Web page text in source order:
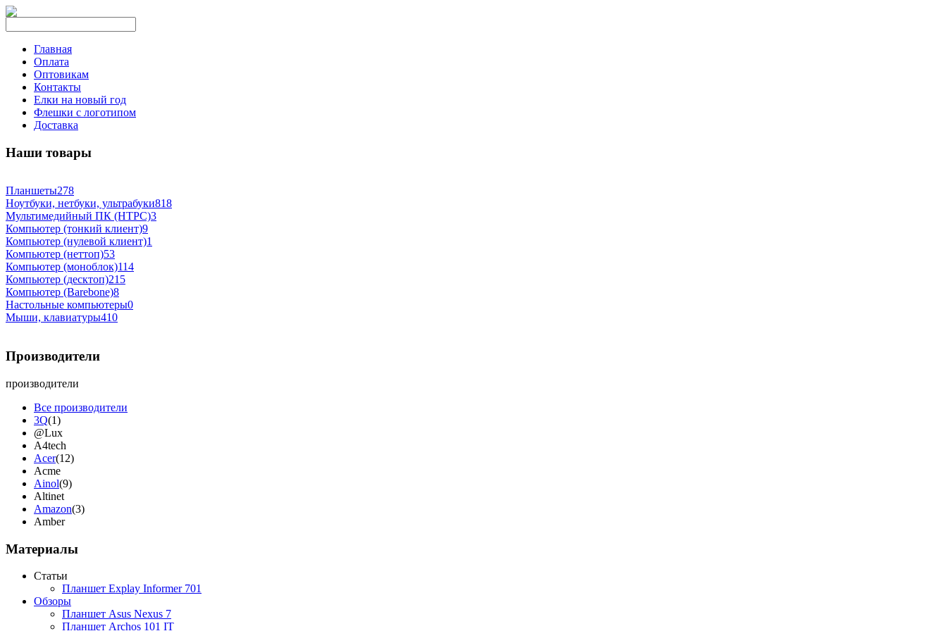
Главная
Оплата
Оптовикам
Контакты
Елки на новый год
Флешки с логотипом
Доставка
Наши товары
Планшеты278
Ноутбуки, нетбуки, ультрабуки818
Мультимедийный ПК (HTPC)3
Компьютер (тонкий клиент)9
Компьютер (нулевой клиент)1
Компьютер (неттоп)53
Компьютер (моноблок)114
Компьютер (десктоп)215
Компьютер (Barebone)8
Настольные компьютеры0
Мыши, клавиатуры410
Производители
производители
Все производители
3Q(1)
@Lux
A4tech
Acer(12)
Acme
Ainol(9)
Altinet
Amazon(3)
Amber
Apache
Apple
Apriori
Archos(1)
Armaggeddon
Assistant(3)
Asus
(35)
Материалы
Статьи
Планшет Explay Informer 701
Обзоры
Планшет Asus Nexus 7
Планшет Archos 101 IT